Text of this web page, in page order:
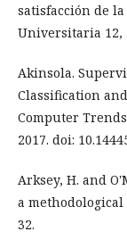
satisfacción de la
Universitaria 12,
Akinsola.
Classification
Computer Trends
2017. doi:
Arksey, H. and
a methodological
32.